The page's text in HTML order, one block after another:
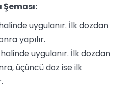
Şeması:
uygulanır. İlk dozdan
yapılır.
uygulanır. İlk dozdan
üçüncü doz ise ilk